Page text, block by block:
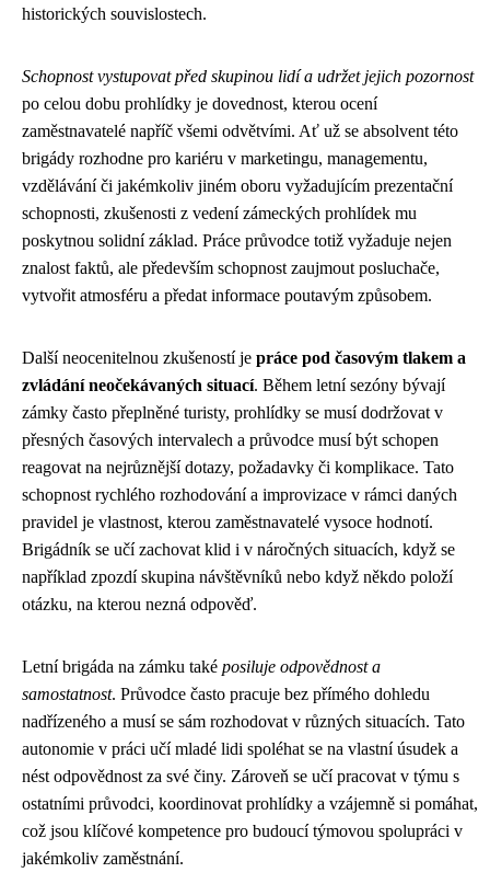
historických souvislostech.
Schopnost vystupovat před skupinou lidí a udržet jejich pozornost
po celou dobu prohlídky je dovednost, kterou ocení
zaměstnavatelé napříč všemi odvětvími. Ať už se absolvent této
brigády rozhodne pro kariéru v marketingu, managementu,
vzdělávání či jakémkoliv jiném oboru vyžadujícím prezentační
schopnosti, zkušenosti z vedení zámeckých prohlídek mu
poskytnou solidní základ. Práce průvodce totiž vyžaduje nejen
znalost faktů, ale především schopnost zaujmout posluchače,
vytvořit atmosféru a předat informace poutavým způsobem.
Další neocenitelnou zkušeností je práce pod časovým tlakem a
zvládání neočekávaných situací. Během letní sezóny bývají
zámky často přeplněné turisty, prohlídky se musí dodržovat v
přesných časových intervalech a průvodce musí být schopen
reagovat na nejrůznější dotazy, požadavky či komplikace. Tato
schopnost rychlého rozhodování a improvizace v rámci daných
pravidel je vlastnost, kterou zaměstnavatelé vysoce hodnotí.
Brigádník se učí zachovat klid i v náročných situacích, když se
například zpozdí skupina návštěvníků nebo když někdo položí
otázku, na kterou nezná odpověď.
Letní brigáda na zámku také posiluje odpovědnost a
samostatnost. Průvodce často pracuje bez přímého dohledu
nadřízeného a musí se sám rozhodovat v různých situacích. Tato
autonomie v práci učí mladé lidi spoléhat se na vlastní úsudek a
nést odpovědnost za své činy. Zároveň se učí pracovat v týmu s
ostatními průvodci, koordinovat prohlídky a vzájemně si pomáhat,
což jsou klíčové kompetence pro budoucí týmovou spolupráci v
jakémkoliv zaměstnání.